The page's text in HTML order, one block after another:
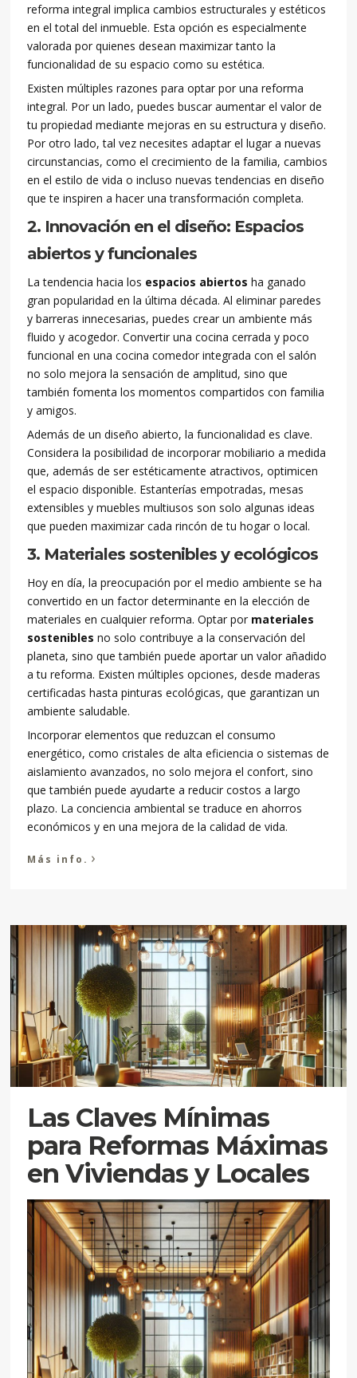
reforma integral implica cambios estructurales y estéticos
en el total del inmueble. Esta opción es especialmente
valorada por quienes desean maximizar tanto la
funcionalidad de su espacio como su estética.
Existen múltiples razones para optar por una reforma
integral. Por un lado, puedes buscar aumentar el valor de
tu propiedad mediante mejoras en su estructura y diseño.
Por otro lado, tal vez necesites adaptar el lugar a nuevas
circunstancias, como el crecimiento de la familia, cambios
en el estilo de vida o incluso nuevas tendencias en diseño
que te inspiren a hacer una transformación completa.
2. Innovación en el diseño: Espacios
abiertos y funcionales
La tendencia hacia los espacios abiertos ha ganado
gran popularidad en la última década. Al eliminar paredes
y barreras innecesarias, puedes crear un ambiente más
fluido y acogedor. Convertir una cocina cerrada y poco
funcional en una cocina comedor integrada con el salón
no solo mejora la sensación de amplitud, sino que
también fomenta los momentos compartidos con familia
y amigos.
Además de un diseño abierto, la funcionalidad es clave.
Considera la posibilidad de incorporar mobiliario a medida
que, además de ser estéticamente atractivos, optimicen
el espacio disponible. Estanterías empotradas, mesas
extensibles y muebles multiusos son solo algunas ideas
que pueden maximizar cada rincón de tu hogar o local.
3. Materiales sostenibles y ecológicos
Hoy en día, la preocupación por el medio ambiente se ha
convertido en un factor determinante en la elección de
materiales en cualquier reforma. Optar por materiales
sostenibles no solo contribuye a la conservación del
planeta, sino que también puede aportar un valor añadido
a tu reforma. Existen múltiples opciones, desde maderas
certificadas hasta pinturas ecológicas, que garantizan un
ambiente saludable.
Incorporar elementos que reduzcan el consumo
energético, como cristales de alta eficiencia o sistemas de
aislamiento avanzados, no solo mejora el confort, sino
que también puede ayudarte a reducir costos a largo
plazo. La conciencia ambiental se traduce en ahorros
económicos y en una mejora de la calidad de vida.
Más info. ›
Las Claves Mínimas
para Reformas Máximas
en Viviendas y Locales